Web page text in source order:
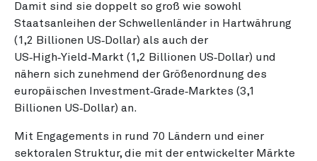
Damit sind sie doppelt so groß wie sowohl
Staatsanleihen der Schwellenländer in Hartwährung
(1,2 Billionen US‑Dollar) als auch der
US‑High‑Yield‑Markt (1,2 Billionen US‑Dollar) und
nähern sich zunehmend der Größenordnung des
europäischen Investment‑Grade‑Marktes (3,1
Billionen US‑Dollar) an.
Mit Engagements in rund 70 Ländern und einer
sektoralen Struktur, die mit der entwickelter Märkte